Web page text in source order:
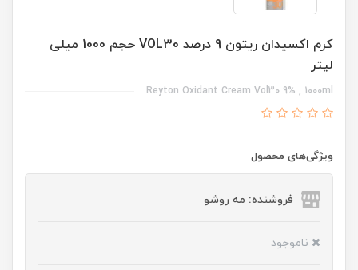
کرم اکسیدان ریتون 9 درصد VOL30 حجم 1000 میلی
لیتر
Reyton Oxidant Cream Vol30 9% , 1000ml
ویژگی‌های محصول
فروشنده: مه رو‌شو
ناموجود